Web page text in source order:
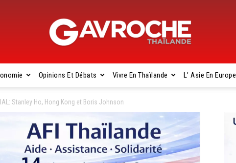
Gavroche
Thaïlande
Opinions Et Débats Vivre En Thaïlande L’ Asie En Europe
Stanley Ho, Hong Kong et Boris Johnson